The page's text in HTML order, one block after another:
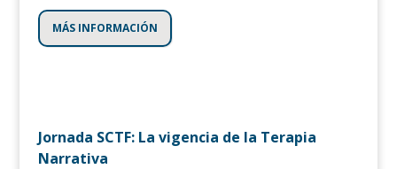
MÁS INFORMACIÓN
Jornada SCTF: La vigencia de la Terapia
Narrativa